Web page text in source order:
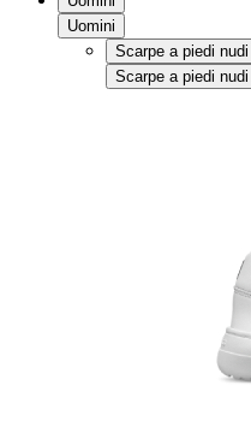
Uomini
Scarpe a piedi nudi
Scarpe a piedi nudi